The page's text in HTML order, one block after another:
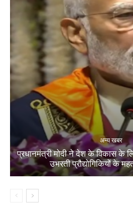
अन्य खबर
प्रधानमंत्री मोदी ने देश के विकास के
उभरती प्रौद्योगिकियों के